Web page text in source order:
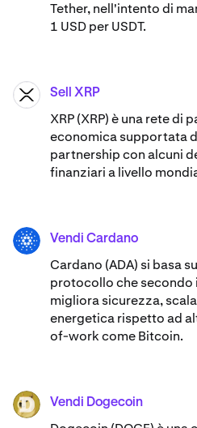
Tether, nell'intento di
1 USD per USDT.
XRP Sell XRP
XRP (XRP) è una rete di
economica supportata
partnership con alcuni
finanziari a livello
ADA Vendi Cardano
Cardano (ADA) ​​si basa
protocollo che secondo
migliora sicurezza,
energetica rispetto ad
of-work come Bitcoin.
DOGE Vendi Dogecoin